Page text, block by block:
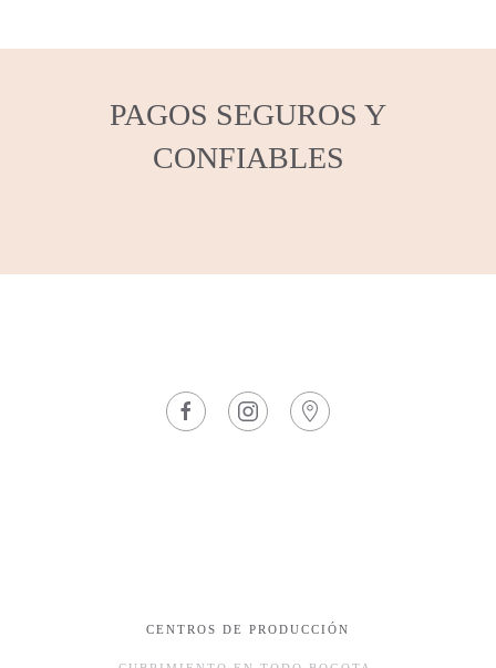
PAGOS SEGUROS Y
CONFIABLES
CENTROS DE PRODUCCIÓN